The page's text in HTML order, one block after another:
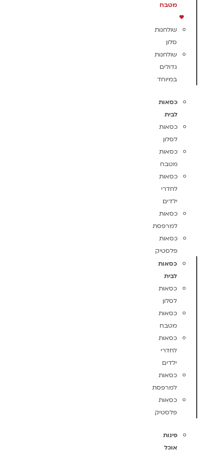
מטבח
שולחנות
סלון
שולחנות
גדולים
במיוחד
כסאות
לבית
כסאות
לסלון
כסאות
מטבח
כסאות
לחדרי
ילדים
כסאות
למרפסת
כסאות
פלסטיק
כסאות
לבית
כסאות
לסלון
כסאות
מטבח
כסאות
לחדרי
ילדים
כסאות
למרפסת
כסאות
פלסטיק
פינות
אוכל